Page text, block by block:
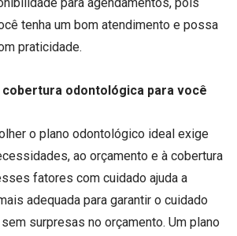
tenha um bom atendimento e possa
praticidade.
cobertura odontológica para você
o plano odontológico ideal exige
ao orçamento e à cobertura
fatores com cuidado ajuda a
adequada para garantir o cuidado
surpresas no orçamento. Um plano